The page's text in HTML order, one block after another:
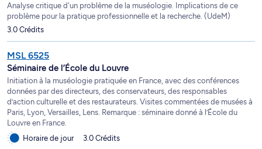
Analyse critique d'un problème de la muséologie. Implications de ce
problème pour la pratique professionnelle et la recherche. (UdeM)
3.0 Crédits
MSL 6525
Séminaire de l’École du Louvre
Initiation à la muséologie pratiquée en France, avec des conférences
données par des directeurs, des conservateurs, des responsables
d’action culturelle et des restaurateurs. Visites commentées de musées à
Paris, Lyon, Versailles, Lens. Remarque : séminaire donné à l’École du
Louvre en France.
Horaire de jour
3.0 Crédits